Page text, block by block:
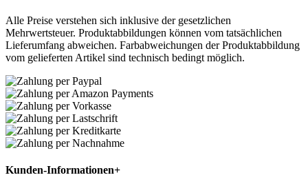
Alle Preise verstehen sich inklusive der gesetzlichen
Mehrwertsteuer. Produktabbildungen können vom tatsächlichen
Lieferumfang abweichen. Farbabweichungen der Produktabbildung
vom gelieferten Artikel sind technisch bedingt möglich.
Kunden-Informationen+